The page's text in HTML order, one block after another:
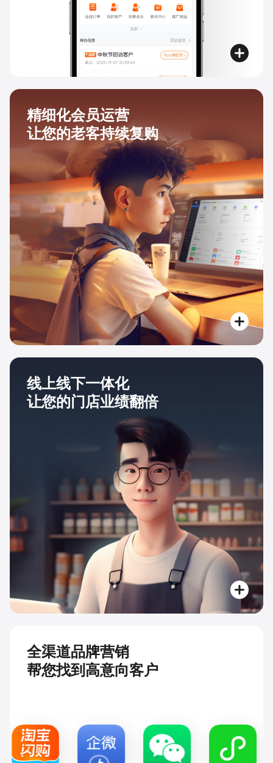
精细化会员运营
让您的老客持续复购
线上线下一体化
让您的门店业绩翻倍
全渠道品牌营销
帮您找到高意向客户